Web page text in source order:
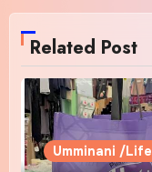
Related Post
Umminani /